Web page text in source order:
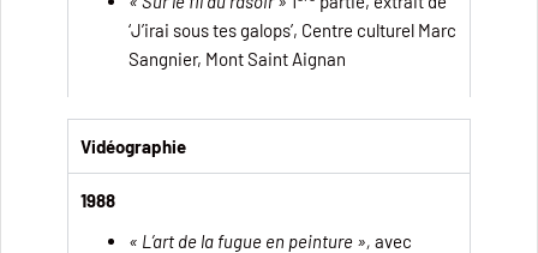
‘J’irai sous tes galops’, Centre culturel Marc
Sangnier, Mont Saint Aignan
Vidéographie
1988
« L’art de la fugue en peinture », avec